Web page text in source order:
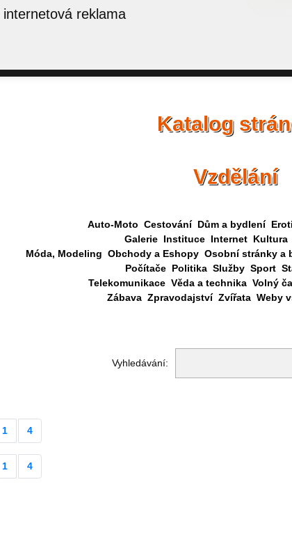
reklama
Katalog
Vzdělání
Auto-Moto Cestování Dům a bydlení
Galerie Instituce Internet Kultura
Móda, Modeling Obchody a Eshopy Osobní stránky a
Počítače Politika Služby Sport
Telekomunikace Věda a technika Volný
Zábava Zpravodajství Zvířata Weby
Vyhledávání:
1 4
1 4